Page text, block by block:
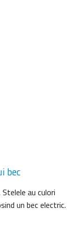
bec
au culori
un bec electric.